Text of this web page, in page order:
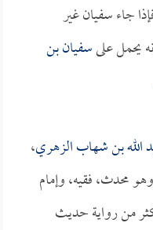
جاء سفيان غير
يحمل علىسفيان بن
الله بن شهاب الزهري،
محدث، فقيه، وإمام
من رواية حديث